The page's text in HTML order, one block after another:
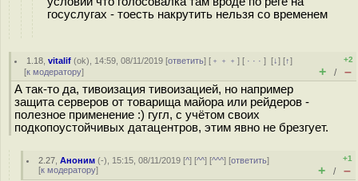
госуслугах - тоесть накрутить нельзя со временем
1.18 ,vitalif (ok), 14:59, 08/11/2019 [ответить] [ ﹢﹢﹢] [ · · ·][↓] [↑]
[к модератору]
+2
+ / –
А так-то да, тивоизация тивоизацией, но например
защита серверов от товарища майора или рейдеров -
полезное применение :) гугл, с учётом своих
подкопоустойчивых датацентров, этим явно не брезгует.
2.27 ,Аноним (-), 15:15, 08/11/2019 [^] [^^] [^^^] [ответить]
[к модератору]
+1
+ / –